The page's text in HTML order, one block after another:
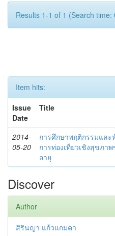
Results 1-1 of 1 (Search time:
Item hits:
Issue
Date
Title
2014-
05-20
การศึกษาพฤติกรรมแล
การท่องเที่ยวเชิงสุขภา
อายุ
Discover
Author
สิรินญา แก้วแกมคา